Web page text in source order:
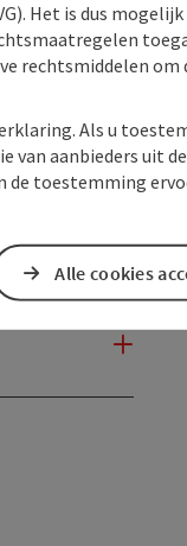
Het is dus mogelijk
rechtsmiddelen om
Als u
aanbieders uit de
de toestemming
Alle cookies